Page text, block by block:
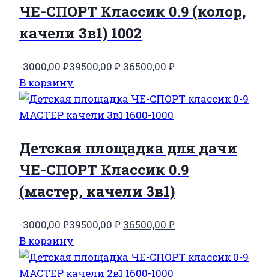
ЧЕ-СПОРТ Классик 0.9 (колор,
качели 3в1) 1002
-3000,00 ₽39500,00₽ Первоначальная
составляла
39500,00 ₽.
36500,00 ₽Текущая
36500,00 ₽.
В корзину
Детская площадка для дачи
ЧЕ-СПОРТ Классик 0.9
(мастер, качели 3в1)
-3000,00 ₽39500,00₽ Первоначальная
составляла
39500,00 ₽.
36500,00 ₽Текущая
36500,00 ₽.
В корзину